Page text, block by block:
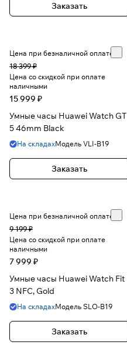
Заказать
Цена при безналичной оплате
18 399 ₽
Цена со скидкой при оплате
наличными
15 999 ₽
Умные часы Huawei Watch GT
5 46mm Black
На складахМодель VLI-B19
Заказать
Цена при безналичной оплате
9 199 ₽
Цена со скидкой при оплате
наличными
7 999 ₽
Умные часы Huawei Watch Fit
3 NFC, Gold
На складахМодель SLO-B19
Заказать